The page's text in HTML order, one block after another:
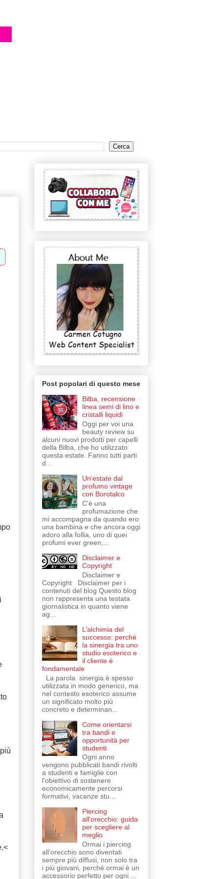
Post popolari di questo mese
Bilba, recensione
linea semi di lino e
cristalli liquidi
Oggi per voi una
beauty review su
alcuni nuovi prodotti per capelli
della Bilba, che ho utilizzato
questa estate. Fanno tutti parti
d...
Un'estate dal
profumo vintage
con Borotalco
C'è una
profumazione che
mi accompagna da quando ero
una bambina e che ancora oggi
adoro alla follia, uno di quei
profumi ever green,...
Disclaimer e
Copyright
Disclaimer e
Copyright Disclaimer per i
contenuti del blog Questo blog
non rappresenta una testata
giornalistica in quanto viene
ag...
L’alchimia del
successo: perché
la sinergia tra uno
studio esoterico e
il cliente è
fondamentale
La parola sinergia è spesso
utilizzata in modo generico, ma
nel contesto esoterico assume
un significato molto più
concreto e determinan...
Come orientarsi
tra bandi e
opportunità per
studenti
Ogni anno
vengono pubblicati bandi rivolti
a studenti e famiglie con
l’obiettivo di sostenere
economicamente percorsi
formativi, vacanze stu...
Piercing
all'orecchio: guida
per scegliere al
meglio
Ormai i piercing
all’orecchio sono diventati
sempre più diffusi, non solo tra
i più giovani, perché ormai è un
accessorio perfetto per ogni ...